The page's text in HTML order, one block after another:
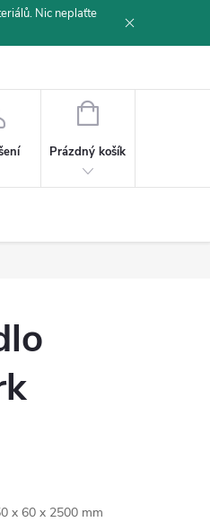
Nic neplaťte
NÁKUPNÍ
Prázdný košík
x 60 x 2500 mm